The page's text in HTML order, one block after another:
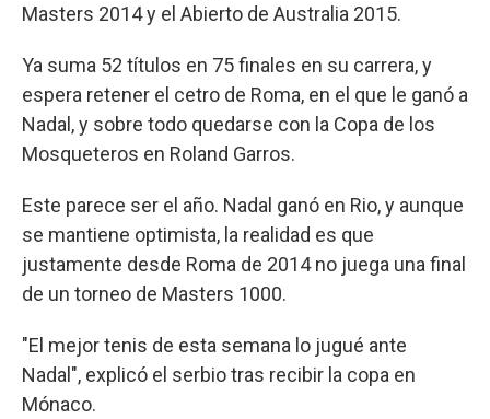
Masters 2014 y el Abierto de Australia 2015.
Ya suma 52 títulos en 75 finales en su carrera, y
espera retener el cetro de Roma, en el que le ganó a
Nadal, y sobre todo quedarse con la Copa de los
Mosqueteros en Roland Garros.
Este parece ser el año. Nadal ganó en Rio, y aunque
se mantiene optimista, la realidad es que
justamente desde Roma de 2014 no juega una final
de un torneo de Masters 1000.
"El mejor tenis de esta semana lo jugué ante
Nadal", explicó el serbio tras recibir la copa en
Mónaco.